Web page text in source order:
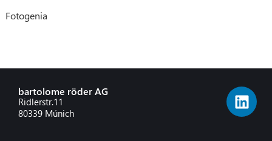
Fotogenia
bartolome röder AG
Ridlerstr.11
80339 Múnich